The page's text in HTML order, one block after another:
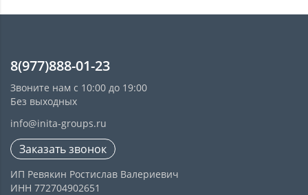
8(977)888-01-23
Звоните нам с 10:00 до 19:00
Без выходных
info@inita-groups.ru
Заказать звонок
ИП Ревякин Ростислав Валериевич
ИНН 772704902651